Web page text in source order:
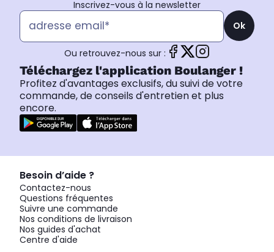
Inscrivez-vous à la newsletter
Ok
Ou retrouvez-nous sur :
Téléchargez l'application Boulanger !
Profitez d'avantages exclusifs, du suivi de votre
commande, de conseils d'entretien et plus
encore.
Besoin d’aide ?
Contactez-nous
Questions fréquentes
Suivre une commande
Nos conditions de livraison
Nos guides d'achat
Centre d'aide